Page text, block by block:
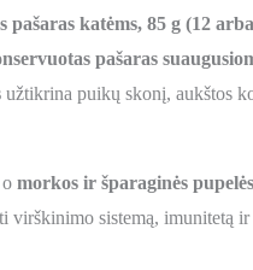
katėms, 85 g (12
pašaras
užtikrina puikų skonį, aukštos
morkos ir šparaginės pupelės
virškinimo sistemą, imunitetą ir